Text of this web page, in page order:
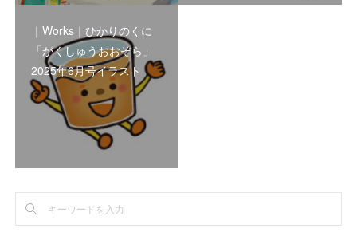
｜Works｜ひかりのくに
「がくしゅうおおぞら」
2025年6月号イラスト